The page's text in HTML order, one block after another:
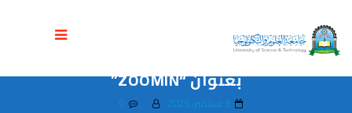
قسم التصميم الجرافيكي بجامعة العلوم
والتكنولوجيا ينظم سمناراً علمياً مميزاً
بعنوان “ZOOMIN”
9 سبتمبر، 2025 0